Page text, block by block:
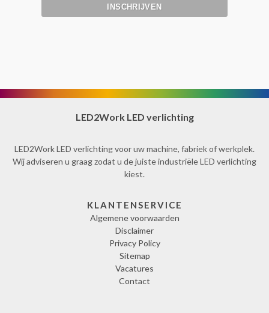
LED2Work LED verlichting
LED2Work LED verlichting voor uw machine, fabriek of werkplek.
Wij adviseren u graag zodat u de juiste industriële LED verlichting
kiest.
KLANTENSERVICE
Algemene voorwaarden
Disclaimer
Privacy Policy
Sitemap
Vacatures
Contact